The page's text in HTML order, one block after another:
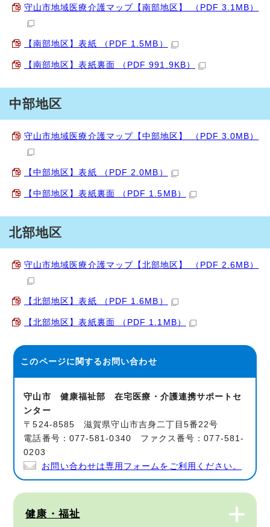
守山市地域医療介護マップ【南部地区】 （PDF 3.1MB）
【南部地区】表紙 （PDF 1.5MB）
【南部地区】表紙裏面 （PDF 991.9KB）
中部地区
守山市地域医療介護マップ【中部地区】 （PDF 3.0MB）
【中部地区】表紙 （PDF 2.0MB）
【中部地区】表紙裏面 （PDF 1.5MB）
北部地区
守山市地域医療介護マップ【北部地区】 （PDF 2.6MB）
【北部地区】表紙 （PDF 1.6MB）
【北部地区】表紙裏面 （PDF 1.1MB）
このページに関するお問い合わせ
守山市 健康福祉部 在宅医療・介護連携サポートセ
ンター
〒524-8585 滋賀県守山市吉身二丁目5番22号
電話番号：077-581-0340 ファクス番号：077-581-
0203
お問い合わせは専用フォームをご利用ください。
健康・福祉